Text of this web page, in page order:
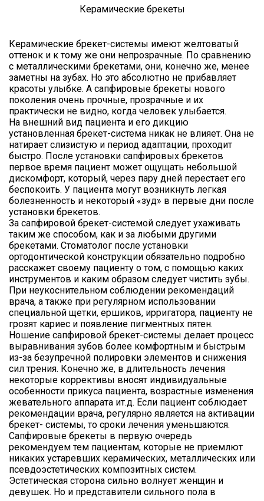
Керамические брекеты
Керамические брекет-системы имеют желтоватый
оттенок и к тому же они непрозрачные. По сравнению
с металлическими брекетами, они, конечно же, менее
заметны на зубах. Но это абсолютно не прибавляет
красоты улыбке. А сапфировые брекеты нового
поколения очень прочные, прозрачные и их
практически не видно, когда человек улыбается.
На внешний вид пациента и его дикцию
установленная брекет-система никак не влияет. Она не
натирает слизистую и период адаптации, проходит
быстро. После установки сапфировых брекетов
первое время пациент может ощущать небольшой
дискомфорт, который, через пару дней перестает его
беспокоить. У пациента могут возникнуть легкая
болезненность и некоторый «зуд» в первые дни после
установки брекетов.
За сапфировой брекет-системой следует ухаживать
таким же способом, как и за любыми другими
брекетами. Стоматолог после установки
ортодонтической конструкции обязательно подробно
расскажет своему пациенту о том, с помощью каких
инструментов и каким образом следует чистить зубы.
При неукоснительном соблюдении рекомендаций
врача, а также при регулярном использовании
специальной щетки, ершиков, ирригатора, пациенту не
грозят кариес и появление пигментных пятен.
Ношение сапфировой брекет-системы делает процесс
выравнивания зубов более комфортным и быстрым
из-за безупречной полировки элементов и снижения
сил трения. Конечно же, в длительность лечения
некоторые коррективы вносят индивидуальные
особенности прикуса пациента, возрастные изменения
жевательного аппарата ит.д. Если пациент соблюдает
рекомендации врача, регулярно является на активации
брекет- системы, то сроки лечения уменьшаются.
Сапфировые брекеты в первую очередь
рекомендуем тем пациентам, которые не приемлют
никаких устаревших керамических, металлических или
псевдоэстетических композитных систем.
Эстетическая сторона сильно волнует женщин и
девушек. Но и представители сильного пола в